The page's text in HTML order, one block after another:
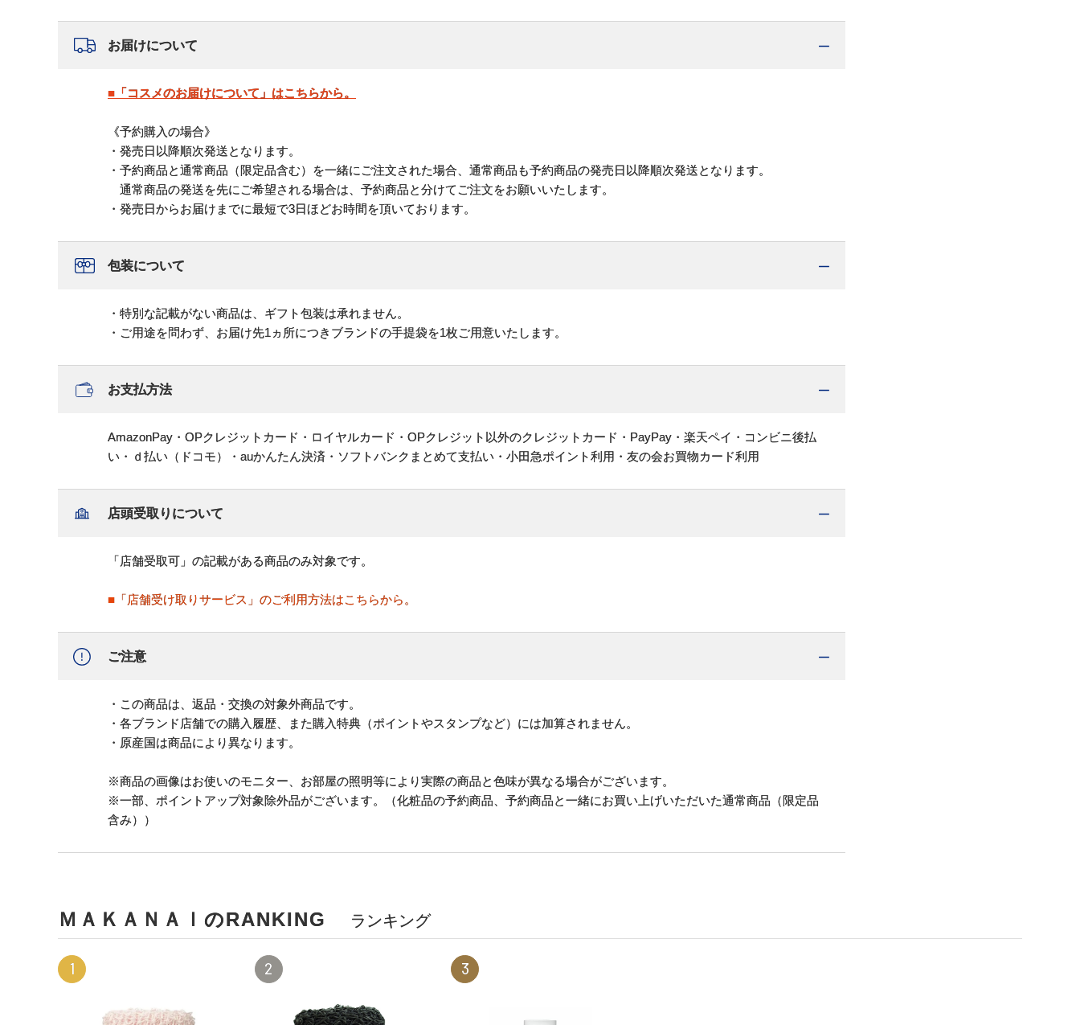
お届けについて
■「コスメのお届けについて」はこちらから。
《予約購入の場合》
・発売日以降順次発送となります。
・予約商品と通常商品（限定品含む）を一緒にご注文された場合、通常商品も予約商品の発売日以降順次発送となります。
通常商品の発送を先にご希望される場合は、予約商品と分けてご注文をお願いいたします。
・発売日からお届けまでに最短で3日ほどお時間を頂いております。
包装について
・特別な記載がない商品は、ギフト包装は承れません。
・ご用途を問わず、お届け先1ヵ所につきブランドの手提袋を1枚ご用意いたします。
お支払方法
AmazonPay・OPクレジットカード・ロイヤルカード・OPクレジット以外のクレジットカード・PayPay・楽天ペイ・コンビニ後払
い・ｄ払い（ドコモ）・auかんたん決済・ソフトバンクまとめて支払い・小田急ポイント利用・友の会お買物カード利用
店頭受取りについて
「店舗受取可」の記載がある商品のみ対象です。
■「店舗受け取りサービス」のご利用方法はこちらから。
ご注意
・この商品は、返品・交換の対象外商品です。
・各ブランド店舗での購入履歴、また購入特典（ポイントやスタンプなど）には加算されません。
・原産国は商品により異なります。
※商品の画像はお使いのモニター、お部屋の照明等により実際の商品と色味が異なる場合がございます。
※一部、ポイントアップ対象除外品がございます。（化粧品の予約商品、予約商品と一緒にお買い上げいただいた通常商品（限定品
含み））
ＭＡＫＡＮＡＩのRANKING ランキング
1 2 3